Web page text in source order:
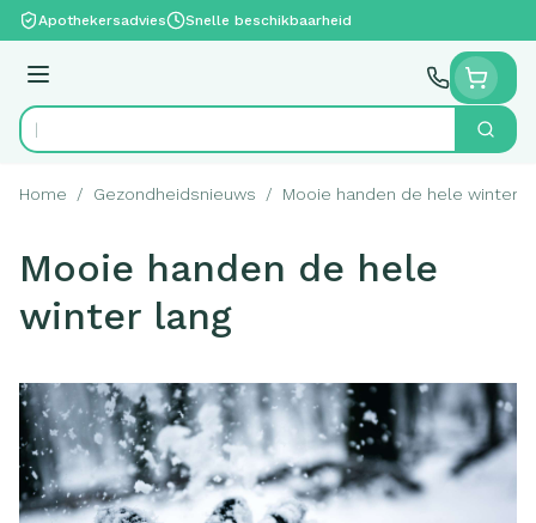
Ga naar de inhoud
Apothekersadvies Snelle beschikbaarheid
Menu
Product, merk, categorie... Zoek
Home / Gezondheidsnieuws / Mooie handen de hele winter
Mooie handen de hele
winter lang